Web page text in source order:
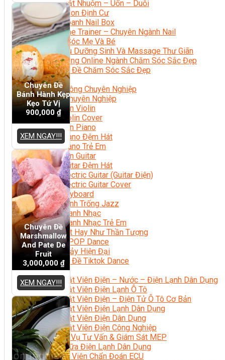
Kỹ Thuật Nhuộm – Uốn – Duỗi
Nail Salon Định Cư
Kinh Doanh Nail Box
Train The Trainer – Chuyên Ngành Nail
Chăm Sóc Mẹ Và Bé
Gội Đầu Dưỡng Sinh Và Massage Thư Giãn
Marketing Online Ngành Chăm Sóc Sắc Đẹp
Chuyên Đề Chăm Sóc Sắc Đẹp
Âm Nhạc
Nhạc Công Chuyên Nghiệp
Ca Sĩ Chuyên Nghiệp
Học Đàn Violin
Học Violin Cover
Học Đàn Piano
Học Piano Đệm Hát
Học Piano Trẻ Em
Học Đàn Guitar
Học Guitar Đệm Hát
Học Electric Guitar (Guitar Điện)
Học Electric Guitar Cover
Học Keyboard
Học Đánh Trống Jazz
Học Thanh Nhạc
Học Thanh Nhạc Trẻ Em
Học Hát Hay Như Thần Tượng
Học K-POP Dance
Học Nhảy Hiện Đại
Chuyên Đề Tiktok Dance
Kỹ Thuật – Công Nghệ
Kỹ Thuật Viên Điện – Nước – Điện Lạnh Dân Dụng
Kỹ Thuật Viên Điện Lạnh Ô Tô
Kỹ Thuật Viên Điện – Điện Tử Ô Tô Cơ Bản
Kỹ Thuật Viên Điện Lạnh Dân Dụng
Kỹ Thuật Viên Điện Dân Dụng
Kỹ Thuật Viên Điện Công Nghiệp
Nghiệp Vụ Tư Vấn & Giám Sát MEP
Sửa Chữa Điện Lạnh Dân Dụng
Chuyên Viên Chẩn Đoán ECU
Chuyên Đề
Bánh Hành Kẹp
Kẹo Tứ Vị
900,000 ₫
XEM NGAY!!!
Chuyên Đề
Marshmallow
And Pate De
Fruit
3,000,000 ₫
XEM NGAY!!!